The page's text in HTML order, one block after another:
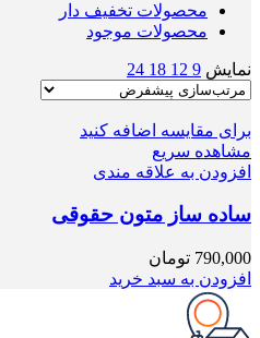
محصولات تخفیف دار
محصولات موجود
نمایش 9
12
18
24
برای مقایسه اضافه کنید
مشاهده سریع
افزودن به علاقه مندی
ساده ساز متون حقوقی
790,000 تومان
افزودن به سبد خرید